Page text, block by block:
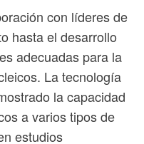
con líderes de
hasta el desarrollo
adecuadas para la
La tecnología
la capacidad
a varios tipos de
estudios